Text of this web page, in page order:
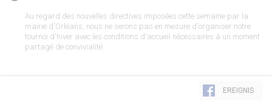
Au regard des nouvelles directives imposées cette semaine par la
mairie d'Orléans, nous ne serons pas en mesure d'organiser notre
tournoi d'hiver avec les conditions d'accueil nécessaires à un moment
partagé de convivialité.
EREIGNIS
Yamagata Tournament
13. Feb. 2022|Japan